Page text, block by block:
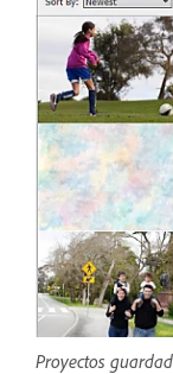
Proyectos